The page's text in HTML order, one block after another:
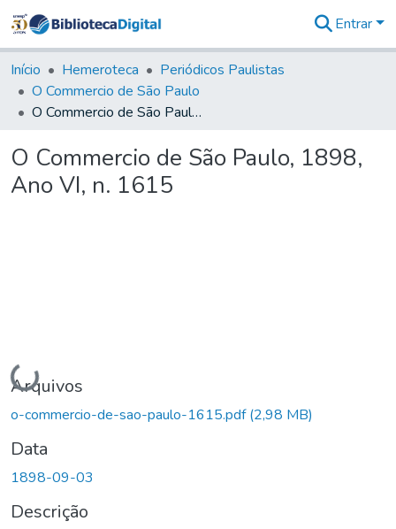
&
Coleções
Tudo na
Biblioteca
Estatísticas
Entrar
Início Hemeroteca
Periódicos Paulistas
O Commercio de São Paulo
O Commercio de São Paulo, 1898, Ano VI, n. 1615
O Commercio de São Paulo, 1898,
Ano VI, n. 1615
Carregando...
Arquivos
o-commercio-de-sao-paulo-1615.pdf(2,98 MB)
Data
1898-09-03
Descrição